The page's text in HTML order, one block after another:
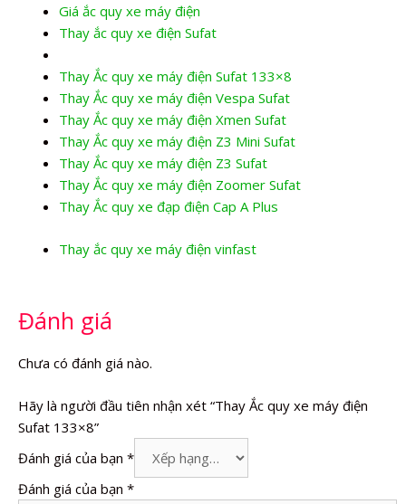
Giá ắc quy xe máy điện
Thay ắc quy xe điện Sufat
Thay Ắc quy xe máy điện Sufat 133×8
Thay Ắc quy xe máy điện Vespa Sufat
Thay Ắc quy xe máy điện Xmen Sufat
Thay Ắc quy xe máy điện Z3 Mini Sufat
Thay Ắc quy xe máy điện Z3 Sufat
Thay Ắc quy xe máy điện Zoomer Sufat
Thay Ắc quy xe đạp điện Cap A Plus
Thay ắc quy xe máy điện vinfast
Đánh giá
Chưa có đánh giá nào.
Hãy là người đầu tiên nhận xét “Thay Ắc quy xe máy điện
Sufat 133×8”
Đánh giá của bạn *
Đánh giá của bạn *